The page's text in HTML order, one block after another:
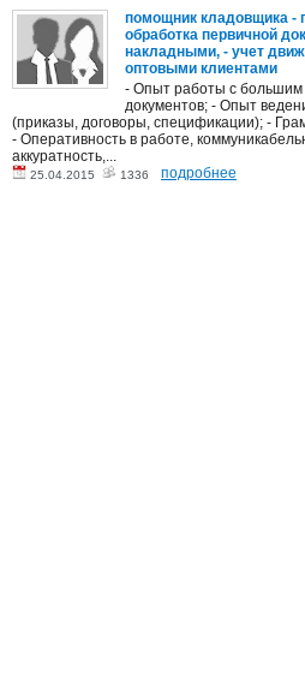
помощник кладовщика -
обработка первичной
накладными, - учет
оптовыми клиентами
- Опыт работы с большим
документов; - Опыт
(приказы, договоры, спецификации); -
- Оперативность в работе,
аккуратность,...
25.04.2015 1336 подробнее